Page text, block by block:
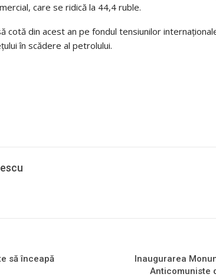
care se ridică la 44,4 ruble.
cotă din acest an pe fondul tensiunilor
în scădere al petrolului.
să înceapă
Inaugurarea
Anticomuniste